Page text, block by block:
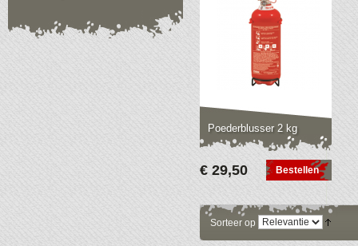
Poederblusser 2 kg
€ 29,50 Bestellen
Sorteer op